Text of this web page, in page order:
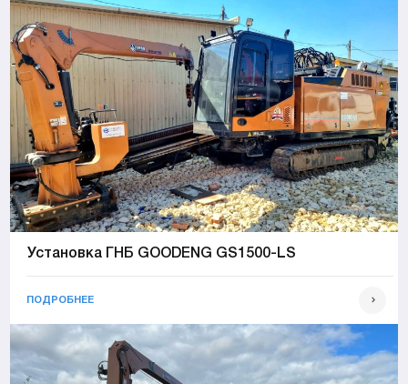
Установка ГНБ GOODENG GS1500-LS
ПОДРОБНЕЕ